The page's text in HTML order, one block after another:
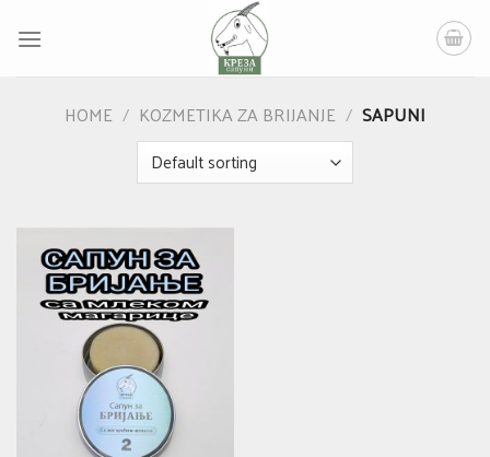
HOME / KOZMETIKA ZA BRIJANJE / SAPUNI